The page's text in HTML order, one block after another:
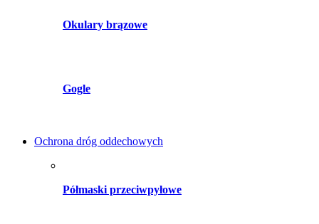
Okulary brązowe
Gogle
Ochrona dróg oddechowych
Półmaski przeciwpyłowe